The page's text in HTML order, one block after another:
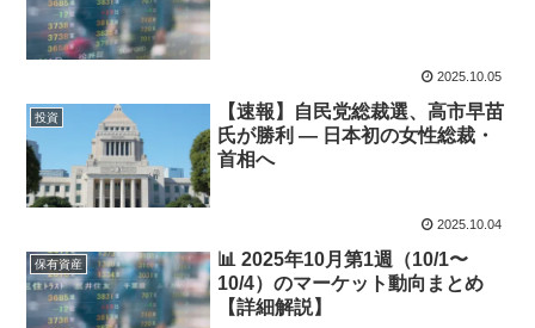
2025.10.05
投資
【速報】自民党総裁選、高市早苗
氏が勝利 — 日本初の女性総裁・
首相へ
2025.10.04
保有資産
📊 2025年10月第1週（10/1〜
10/4）のマーケット動向まとめ
【詳細解説】